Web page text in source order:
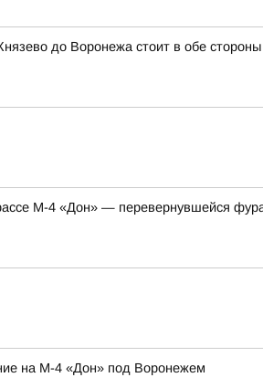
до Воронежа стоит в обе
М-4 «Дон» — перевернувшейся
на М-4 «Дон» под Воронежем